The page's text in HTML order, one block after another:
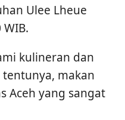
Ulee Lheue
kulineran dan
makan
Aceh yang sangat